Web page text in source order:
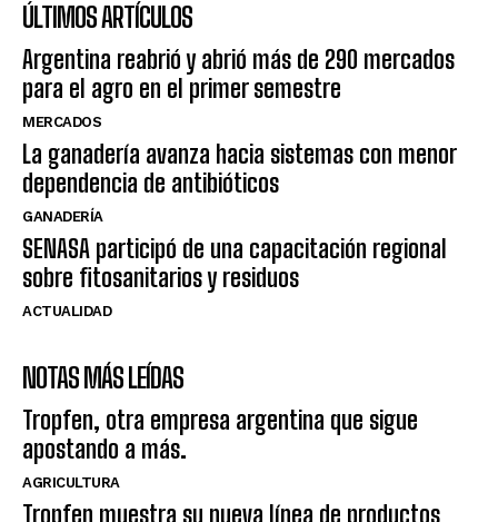
ÚLTIMOS ARTÍCULOS
Argentina reabrió y abrió más de 290 mercados
para el agro en el primer semestre
MERCADOS
La ganadería avanza hacia sistemas con menor
dependencia de antibióticos
GANADERÍA
SENASA participó de una capacitación regional
sobre fitosanitarios y residuos
ACTUALIDAD
NOTAS MÁS LEÍDAS
Tropfen, otra empresa argentina que sigue
apostando a más.
AGRICULTURA
Tropfen muestra su nueva línea de productos